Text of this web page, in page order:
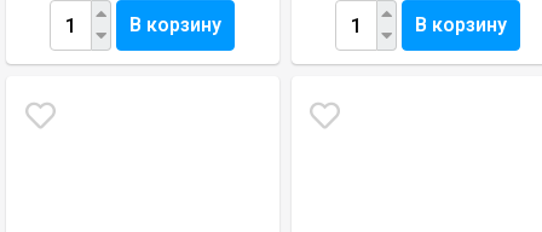
В корзину В корзину